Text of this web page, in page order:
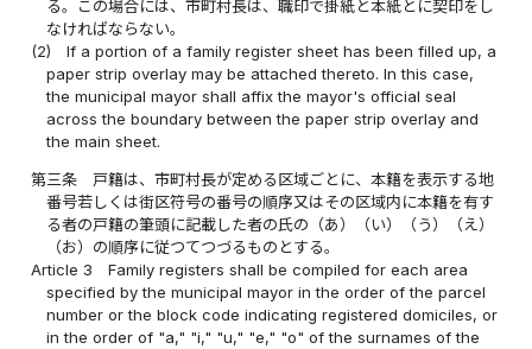
る。この場合には、市町村長は、職印で掛紙と本紙とに契印をし
なければならない。
(2)
If a portion of a family register sheet has been filled up, a
paper strip overlay may be attached thereto. In this case,
the municipal mayor shall affix the mayor's official seal
across the boundary between the paper strip overlay and
the main sheet.
第三条
戸籍は、市町村長が定める区域ごとに、本籍を表示する地
番号若しくは街区符号の番号の順序又はその区域内に本籍を有す
る者の戸籍の筆頭に記載した者の氏の（あ）（い）（う）（え）
（お）の順序に従つてつづるものとする。
Article 3
Family registers shall be compiled for each area
specified by the municipal mayor in the order of the parcel
number or the block code indicating registered domiciles, or
in the order of "a," "i," "u," "e," "o" of the surnames of the